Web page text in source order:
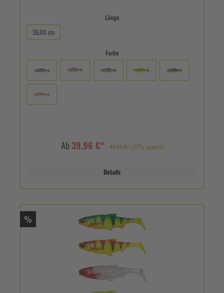
Länge
36,00 cm
Farbe
Ab 39,96 €* 49,95 €* (20% gespart)
Details
%